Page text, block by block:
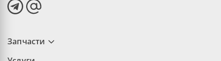
Запчасти